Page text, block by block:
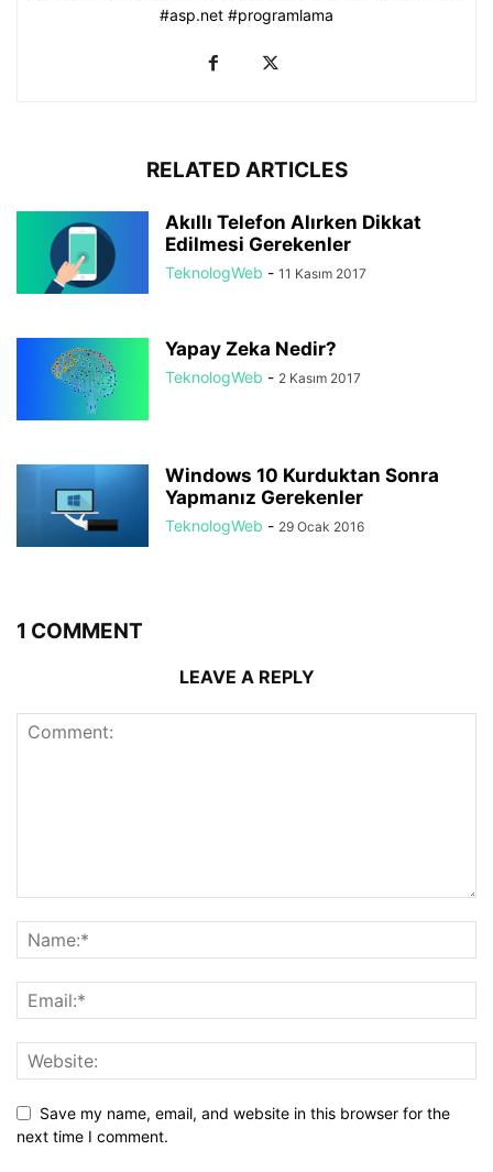
#asp.net #programlama
RELATED ARTICLES
Akıllı Telefon Alırken Dikkat
Edilmesi Gerekenler
TeknologWeb - 11 Kasım 2017
Yapay Zeka Nedir?
TeknologWeb - 2 Kasım 2017
Windows 10 Kurduktan Sonra
Yapmanız Gerekenler
TeknologWeb - 29 Ocak 2016
1 COMMENT
LEAVE A REPLY
Save my name, email, and website in this browser for the
next time I comment.